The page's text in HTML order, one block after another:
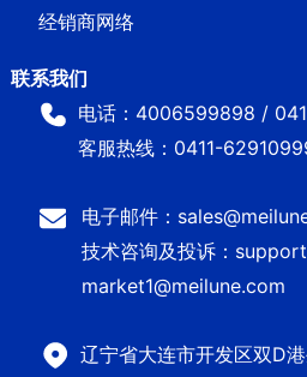
经销商网络
电话：4006599898 /
客服热线：0411-
电子邮件：
技术咨询及投诉：
market1@meilune.com
辽宁省大连市开发区双D